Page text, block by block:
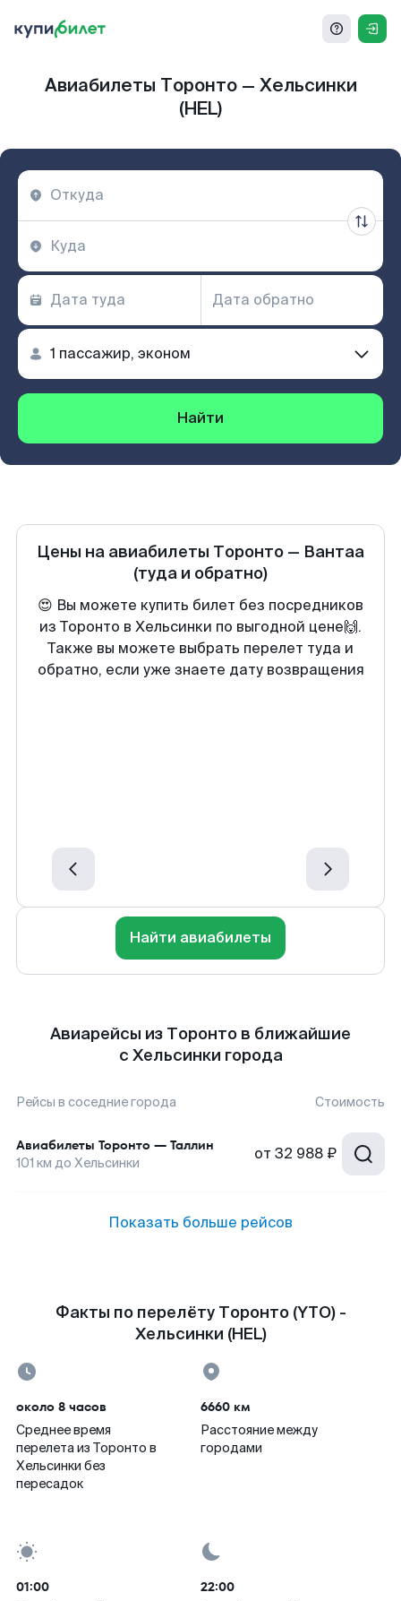
Авиабилеты Торонто — Хельсинки
(HEL)
Найти
Цены на авиабилеты Торонто — Вантаа
(туда и обратно)
😍 Вы можете купить билет без посредников
из Торонто в Хельсинки по выгодной цене🙌.
Также вы можете выбрать перелет туда и
обратно, если уже знаете дату возвращения
Найти авиабилеты
Авиарейсы из Торонто в ближайшие
с Хельсинки города
Рейсы в соседние города Стоимость
Авиабилеты Торонто — Таллин
101 км до Хельсинки от 32 988 ₽
Показать больше рейсов
Факты по перелёту Торонто (YTO) -
Хельсинки (HEL)
около 8 часов
Среднее время
перелета из Торонто в
Хельсинки без
пересадок
6660 км
Расстояние между
городами
01:00 22:00